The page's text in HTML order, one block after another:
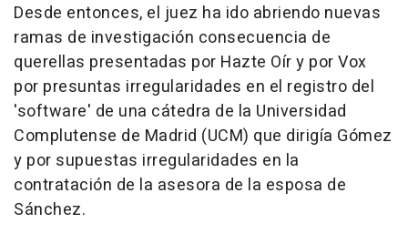
Desde entonces, el juez ha ido abriendo nuevas
ramas de investigación consecuencia de
querellas presentadas por Hazte Oír y por Vox
por presuntas irregularidades en el registro del
'software' de una cátedra de la Universidad
Complutense de Madrid (UCM) que dirigía Gómez
y por supuestas irregularidades en la
contratación de la asesora de la esposa de
Sánchez.